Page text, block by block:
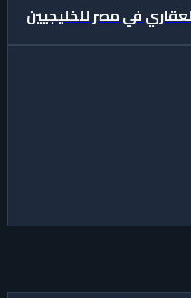
في مصر للخليجيين